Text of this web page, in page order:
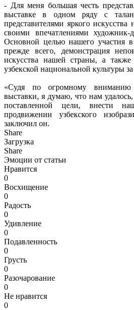
- Для меня большая честь
выставке в одном ряду с
представителями яркого
своими впечатлениями художник-
Основной целью нашего участия в
прежде всего, демонстрация
искусства нашей страны, а также
узбекской национальной культуры
«Судя по огромному вниманию
выставки, я думаю, что нам
поставленной цели, внести
продвижении узбекского
заключил он.
Share
Загрузка
Share
Эмоции от статьи
Нравится
0
Восхищение
0
Радость
0
Удивление
0
Подавленность
0
Грусть
0
Разочарование
0
Не нравится
0